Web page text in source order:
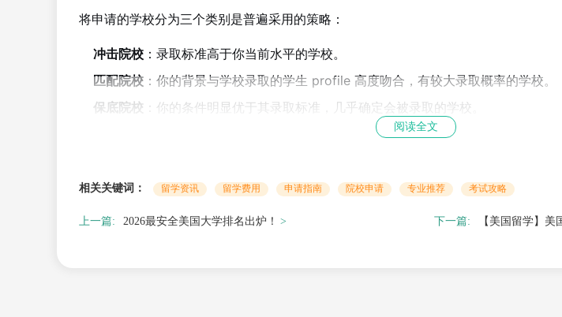
阅读全文
将申请的学校分为三个类别是普遍采用的策略：
冲击院校 ：录取标准高于你当前水平的学校。
匹配院校 ：你的背景与学校录取的学生 profile 高度吻合，有较大录取概率的学校。
保底院校 ：你的条件明显优于其录取标准，几乎确定会被录取的学校。
一个平衡的选校名单应包含来自这三个层次的学校，以确保最终有学可上。
：获取最详细的一手信息。
相关关键词： 留学资讯 留学费用 申请指南 院校申请 专业推荐 考试攻略
上一篇: 2026最安全美国大学排名出炉！ 【美国留学】
下一篇: